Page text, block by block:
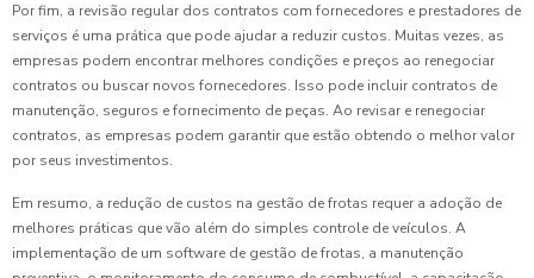
Por fim, a revisão regular dos contratos com fornecedores e prestadores de
serviços é uma prática que pode ajudar a reduzir custos. Muitas vezes, as
empresas podem encontrar melhores condições e preços ao renegociar
contratos ou buscar novos fornecedores. Isso pode incluir contratos de
manutenção, seguros e fornecimento de peças. Ao revisar e renegociar
contratos, as empresas podem garantir que estão obtendo o melhor valor
por seus investimentos.
Em resumo, a redução de custos na gestão de frotas requer a adoção de
melhores práticas que vão além do simples controle de veículos. A
implementação de um software de gestão de frotas, a manutenção